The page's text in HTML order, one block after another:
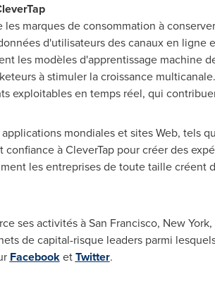
les marques de consommation à
d'utilisateurs des canaux en ligne
les modèles d'apprentissage machine
à stimuler la croissance
exploitables en temps réel, qui
mondiales et sites Web, tels
confiance à CleverTap pour créer des
les entreprises de toute taille
ses activités àSan Francisco, New York,
de capital-risque leaders parmi
FacebooketTwitter.